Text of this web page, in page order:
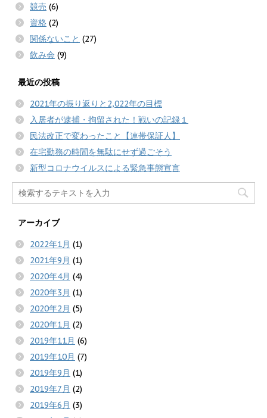
競売 (6)
資格 (2)
関係ないこと (27)
飲み会 (9)
最近の投稿
2021年の振り返りと2,022年の目標
入居者が逮捕・拘留された！戦いの記録１
民法改正で変わったこと【連帯保証人】
在宅勤務の時間を無駄にせず過ごそう
新型コロナウイルスによる緊急事態宣言
アーカイブ
2022年1月 (1)
2021年9月 (1)
2020年4月 (4)
2020年3月 (1)
2020年2月 (5)
2020年1月 (2)
2019年11月 (6)
2019年10月 (7)
2019年9月 (1)
2019年7月 (2)
2019年6月 (3)